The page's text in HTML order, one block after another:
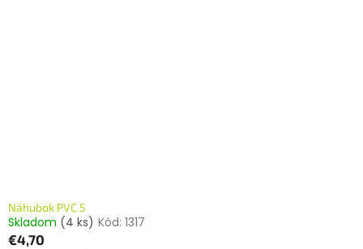
Náhubok PVC 5
Skladom (4 ks) Kód: 1317
€4,70